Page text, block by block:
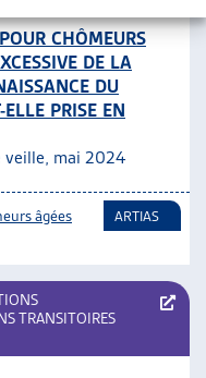
CHÔMEURS
DE LA
DU
PRISE EN
veille, mai 2024
âgées
ARTIAS
TRANSITOIRES